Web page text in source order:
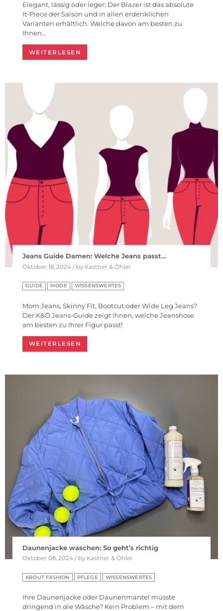
Elegant, lässig oder leger: Der Blazer ist das absolute
It-Piece der Saison und in allen erdenklichen
Varianten erhältlich. Welche davon am besten zu
Ihnen…
WEITERLESEN
Jeans Guide Damen: Welche Jeans passt…
Oktober 18, 2024 / by Kastner & Öhler
GUIDE MODE WISSENSWERTES
Mom Jeans, Skinny Fit, Bootcut oder Wide Leg Jeans?
Der K&Ö Jeans-Guide zeigt Ihnen, welche Jeanshose
am besten zu Ihrer Figur passt!
WEITERLESEN
Daunenjacke waschen: So geht’s richtig
Oktober 08, 2024 / by Kastner & Öhler
ABOUT FASHION PFLEGE WISSENSWERTES
Ihre Daunenjacke oder Daunenmantel müsste
dringend in die Wäsche? Kein Problem – mit dem